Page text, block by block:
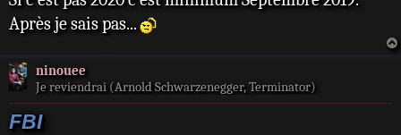
Après je sais pas...
ninouee
Je reviendrai (Arnold Schwarzenegger, Terminator)
FBI